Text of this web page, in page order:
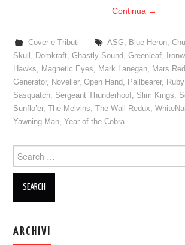
LINKS
CONTATTI
RELICS – SFALCI E RAMAGLIE
PINKFLOYDIANE
Continua →
Cover e Tributi ASG, Blue Heron,
Skull , Domkraft,Ghastly Sound,Greenleaf,
Hawks, Magnetic Eyes, Mark Lanegan, Mars
Generator, Noveller,Open Hand, Pallbearer,
Sasquatch, Sergeant Thunderhoof, Slim Kings,
Sunflo’er,The Melvins,The Wall Redux,
Yawning Man,Year of the Cobra
for:
ARCHIVI